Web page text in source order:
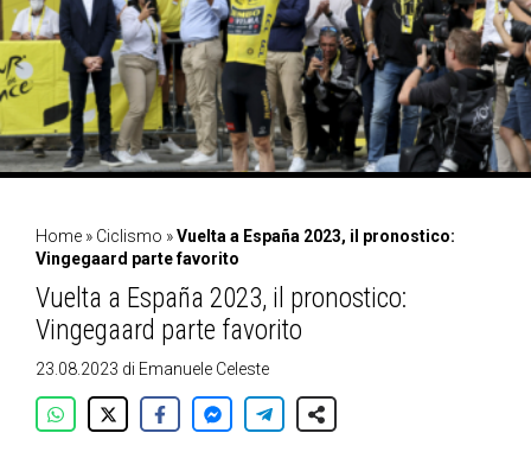
Home » Ciclismo »Vuelta a España 2023, il pronostico:
Vingegaard parte favorito
Vuelta a España 2023, il pronostico:
Vingegaard parte favorito
23.08.2023 di Emanuele Celeste